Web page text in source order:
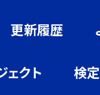
更新履歴
ェクト 検